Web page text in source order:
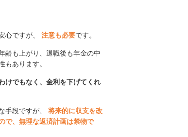
心ですが、 注意も必要です。
齢も上がり、退職後も年金の中
もあります。
けでもなく、金利を下げてくれ
手段ですが、 将来的に収支を改
で、無理な返済計画は禁物で